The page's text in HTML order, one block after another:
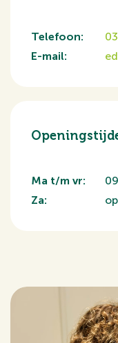
Telefoon:
E-mail:
e
Ma t/m vr:
Za: